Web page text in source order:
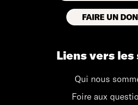
FAIRE UN DON
Liens vers les
Qui nous
Foire aux